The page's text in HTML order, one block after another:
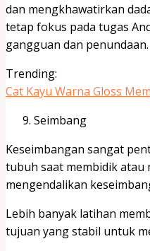
dan mengkhawatirkan
tetap fokus pada tugas
gangguan dan penundaan.
Trending:
Cat Kayu Warna Gloss
Seimbang
Keseimbangan sangat
tubuh saat membidik atau
mengendalikan
Lebih banyak latihan
tujuan yang stabil untuk